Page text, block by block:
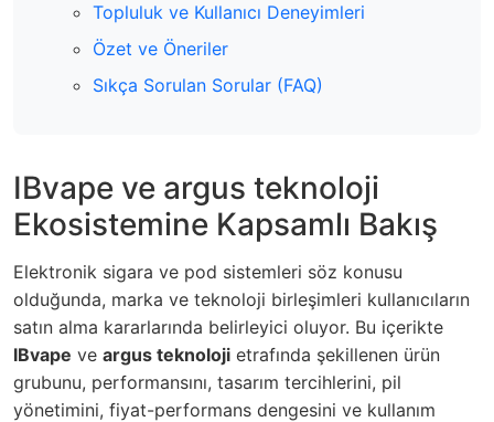
Topluluk ve Kullanıcı Deneyimleri
Özet ve Öneriler
Sıkça Sorulan Sorular (FAQ)
IBvape ve argus teknoloji
Ekosistemine Kapsamlı Bakış
Elektronik sigara ve pod sistemleri söz konusu
olduğunda, marka ve teknoloji birleşimleri kullanıcıların
satın alma kararlarında belirleyici oluyor. Bu içerikte
IBvape ve argus teknoloji etrafında şekillenen ürün
grubunu, performansını, tasarım tercihlerini, pil
yönetimini, fiyat-performans dengesini ve kullanım